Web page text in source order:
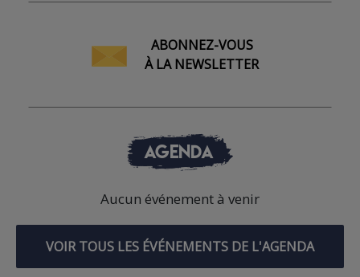
ABONNEZ-VOUS
À LA NEWSLETTER
AGENDA
Aucun événement à venir
VOIR TOUS LES ÉVÉNEMENTS DE L'AGENDA